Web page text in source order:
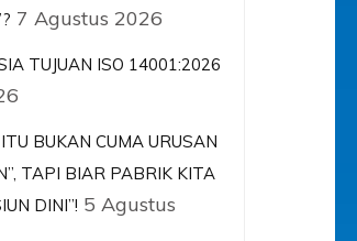
7 Agustus 2026
TUJUAN ISO 14001:2026
BUKAN CUMA URUSAN
TAPI BIAR PABRIK KITA
DINI”! 5 Agustus